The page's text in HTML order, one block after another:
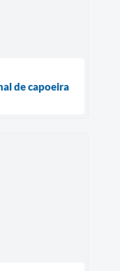
de capoeira